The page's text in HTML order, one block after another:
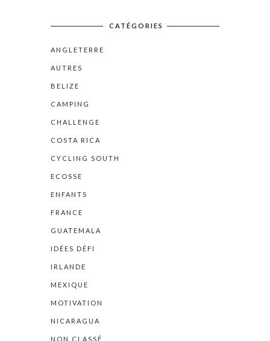
CATÉGORIES
ANGLETERRE
AUTRES
BELIZE
CAMPING
CHALLENGE
COSTA RICA
CYCLING SOUTH
ECOSSE
ENFANTS
FRANCE
GUATEMALA
IDÉES DÉFI
IRLANDE
MEXIQUE
MOTIVATION
NICARAGUA
NON CLASSÉ